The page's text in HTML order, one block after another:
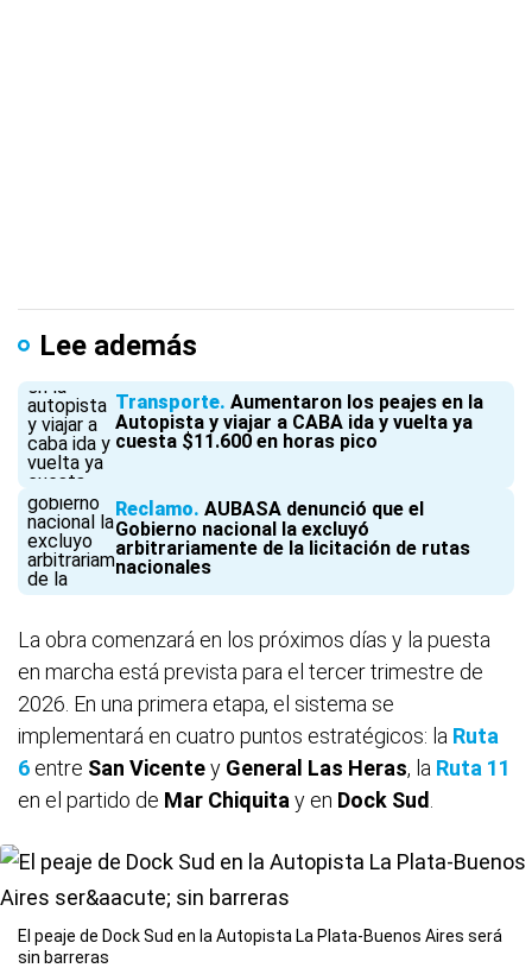
Lee además
Transporte Aumentaron los peajes en la
Autopista y viajar a CABA ida y vuelta ya
cuesta $11.600 en horas pico
Reclamo AUBASA denunció que el
Gobierno nacional la excluyó
arbitrariamente de la licitación de rutas
nacionales
La obra comenzará en los próximos días y la puesta
en marcha está prevista para el tercer trimestre de
2026. En una primera etapa, el sistema se
implementará en cuatro puntos estratégicos: la Ruta
6 entre San Vicentey General Las Heras, la Ruta 11
en el partido de Mar Chiquita y en Dock Sud
El peaje de Dock Sud en la Autopista La Plata-Buenos Aires será
sin barreras